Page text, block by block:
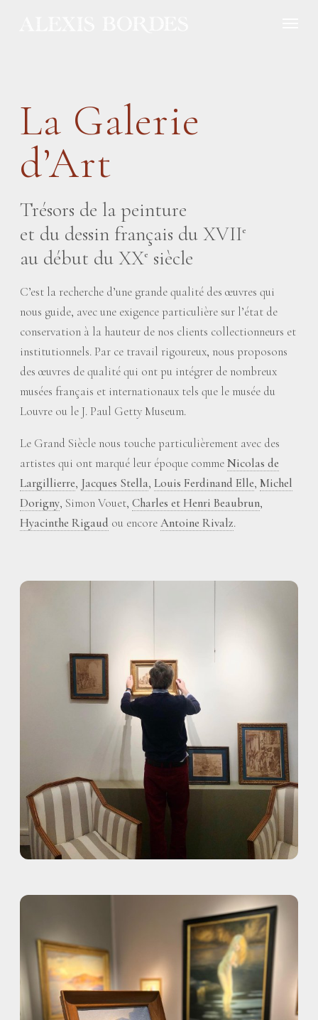
La Galerie
d’Art
Trésors de la peinture
et du dessin français du XVIIe
au début du XXe siècle
C’est la recherche d’une grande qualité des œuvres qui
nous guide, avec une exigence particulière sur l’état de
conservation à la hauteur de nos clients collectionneurs et
institutionnels. Par ce travail rigoureux, nous proposons
des œuvres de qualité qui ont pu intégrer de nombreux
musées français et internationaux tels que le musée du
Louvre ou le J. Paul Getty Museum.
Le Grand Siècle nous touche particulièrement avec des
artistes qui ont marqué leur époque commeNicolas de
Largillierre, Jacques Stella, Louis Ferdinand Elle, Michel
Dorigny, Simon Vouet, Charles et Henri Beaubrun,
Hyacinthe Rigaud ou encoreAntoine Rivalz.